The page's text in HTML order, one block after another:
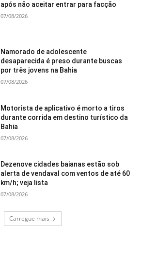
após não aceitar entrar para facção
07/08/2026
Namorado de adolescente
desaparecida é preso durante buscas
por três jovens na Bahia
07/08/2026
Motorista de aplicativo é morto a tiros
durante corrida em destino turístico da
Bahia
07/08/2026
Dezenove cidades baianas estão sob
alerta de vendaval com ventos de até 60
km/h; veja lista
07/08/2026
Carregue mais